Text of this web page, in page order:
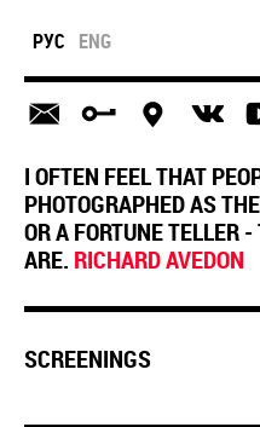
РУС ENG
I OFTEN FEEL THAT
PHOTOGRAPHED AS
OR A FORTUNE TELLER
ARE. RICHARD AVEDON
SCREENINGS